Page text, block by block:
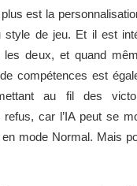
est la
style de jeu. Et il est
deux, et quand
compétences est
au fil des
car l’IA peut se
mode Normal. Mais